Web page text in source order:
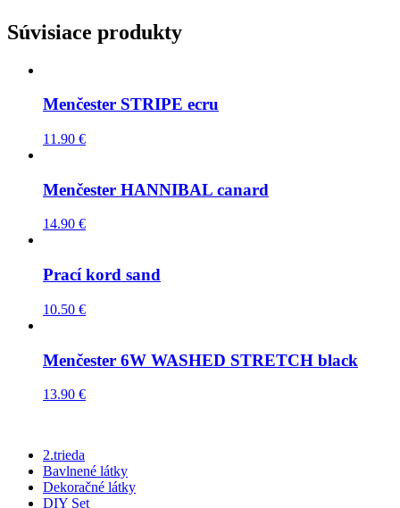
Súvisiace produkty
Menčester STRIPE ecru
11.90 €
Menčester HANNIBAL canard
14.90 €
Prací kord sand
10.50 €
Menčester 6W WASHED STRETCH black
13.90 €
2.trieda
Bavlnené látky
Dekoračné látky
DIY Set